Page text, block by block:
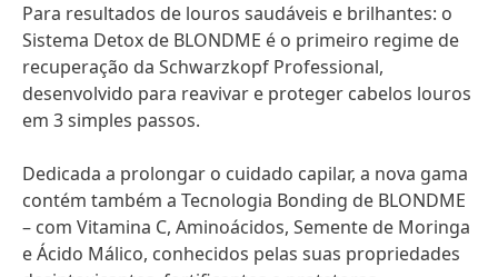
Para resultados de louros saudáveis e brilhantes: o
Sistema Detox de BLONDME é o primeiro regime de
recuperação da Schwarzkopf Professional,
desenvolvido para reavivar e proteger cabelos louros
em 3 simples passos.
Dedicada a prolongar o cuidado capilar, a nova gama
contém também a Tecnologia Bonding de BLONDME
– com Vitamina C, Aminoácidos, Semente de Moringa
e Ácido Málico, conhecidos pelas suas propriedades